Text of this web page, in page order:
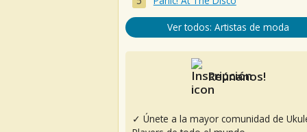
Ver todos: Artistas de moda
Reúnanos!
✓ Únete a la mayor comunidad de